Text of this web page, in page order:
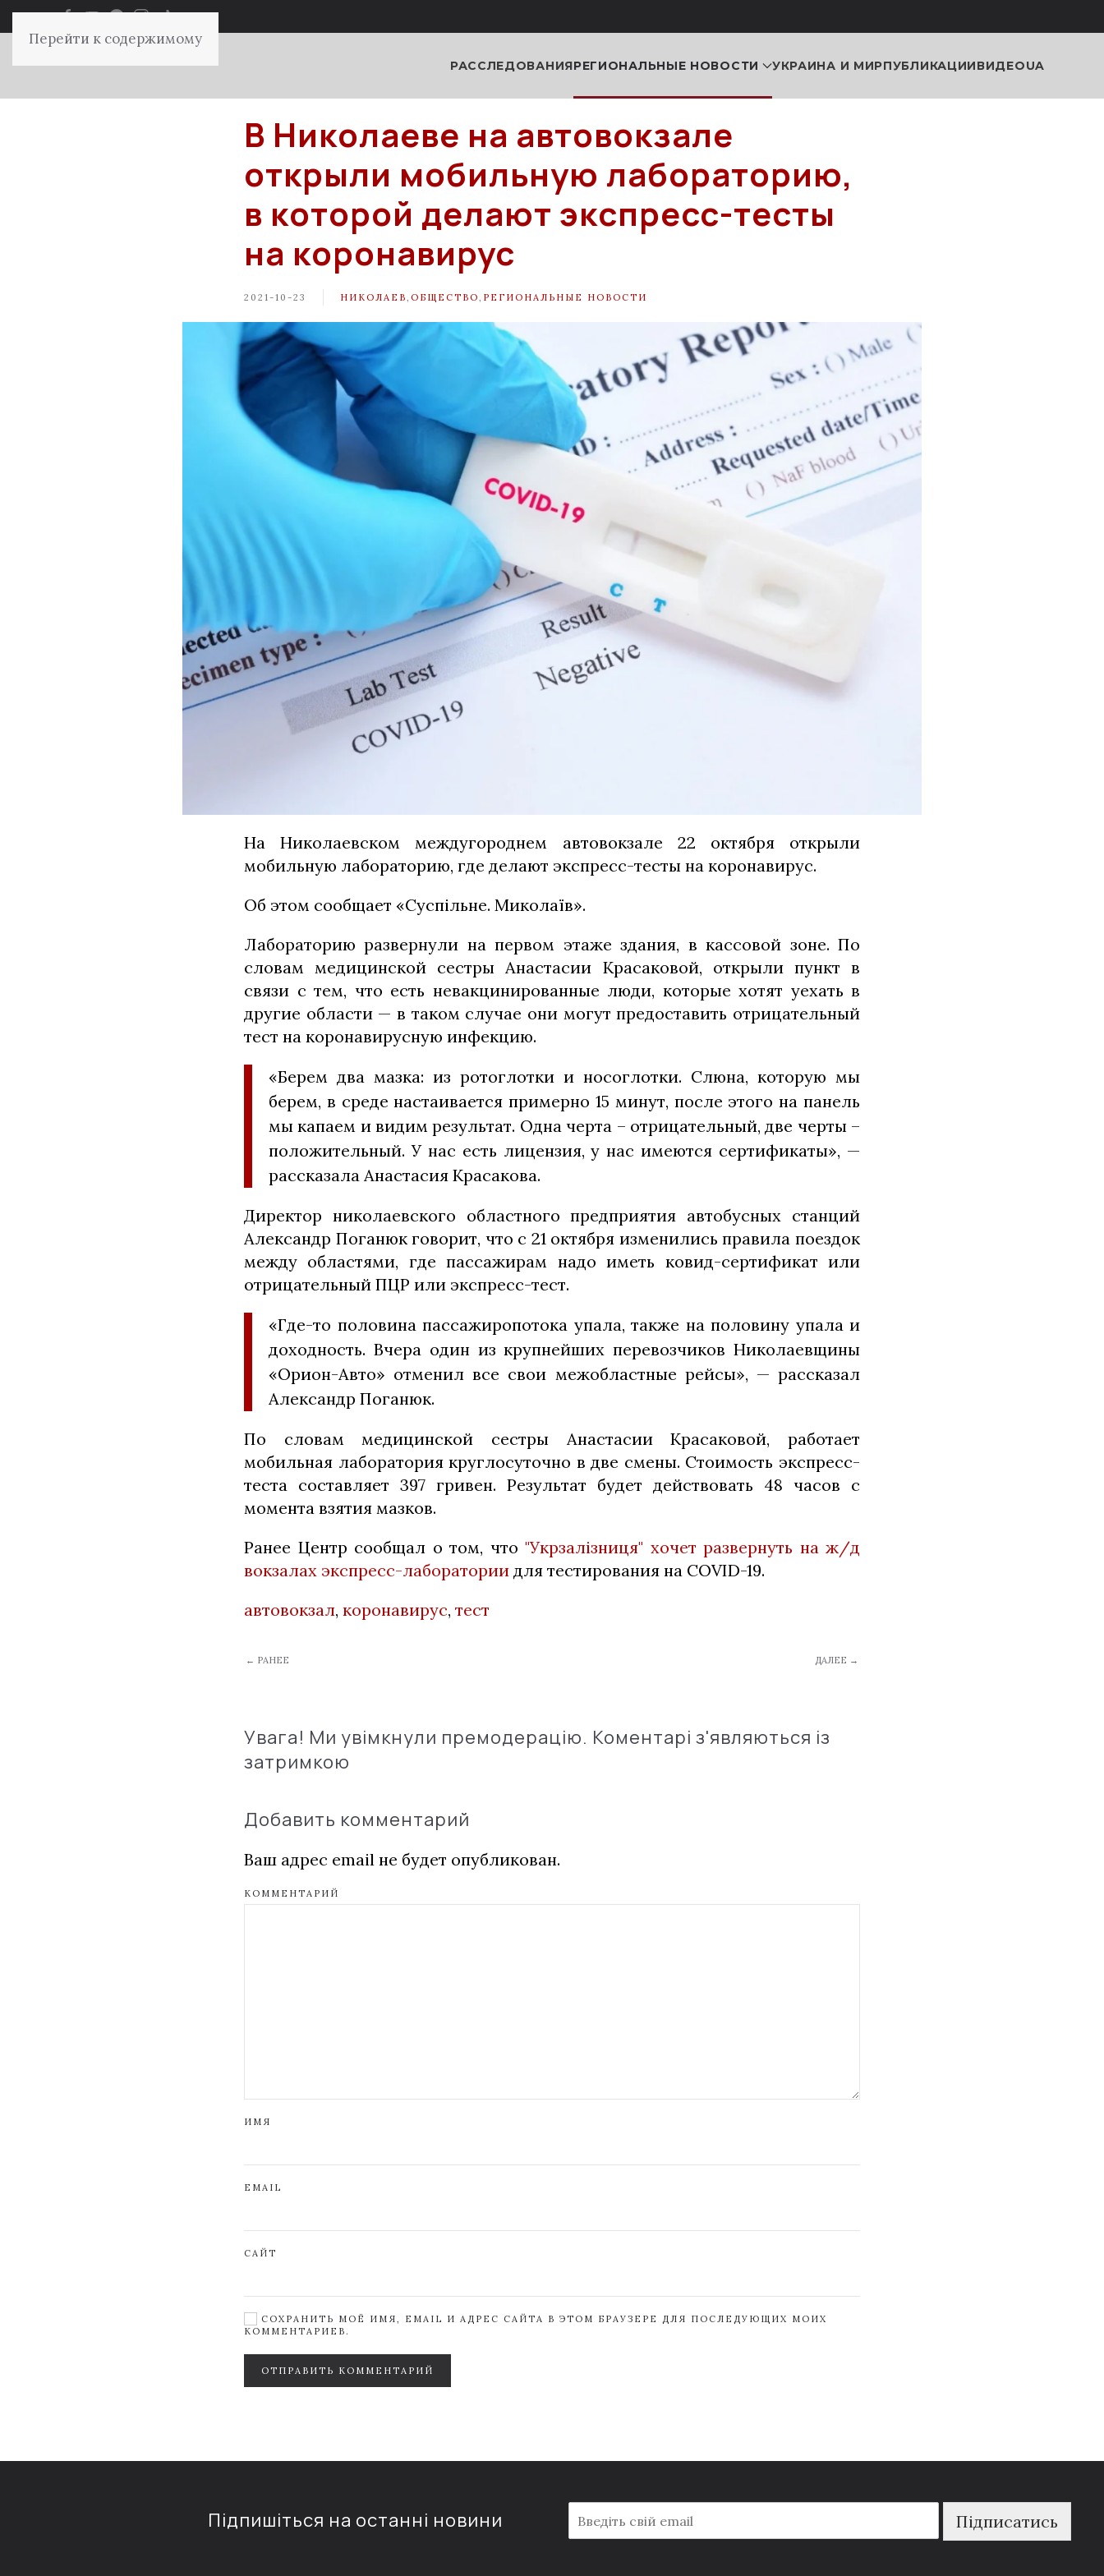
Перейти к содержимому
РАССЛЕДОВАНИЯРЕГИОНАЛЬНЫЕ НОВОСТИ УКРАИНА И МИРПУБЛИКАЦИИВИДЕОUA
В Николаеве на автовокзале
открыли мобильную лабораторию,
в которой делают экспресс-тесты
на коронавирус
2021-10-23 НИКОЛАЕВ ОБЩЕСТВО РЕГИОНАЛЬНЫЕ НОВОСТИ
На Николаевском междугороднем автовокзале 22 октября открыли
мобильную лабораторию, где делают экспресс-тесты на коронавирус.
Об этом сообщает «Суспільне. Миколаїв».
Лабораторию развернули на первом этаже здания, в кассовой зоне. По
словам медицинской сестры Анастасии Красаковой, открыли пункт в
связи с тем, что есть невакцинированные люди, которые хотят уехать в
другие области — в таком случае они могут предоставить отрицательный
тест на коронавирусную инфекцию.
«Берем два мазка: из ротоглотки и носоглотки. Слюна, которую мы
берем, в среде настаивается примерно 15 минут, после этого на панель
мы капаем и видим результат. Одна черта – отрицательный, две черты –
положительный. У нас есть лицензия, у нас имеются сертификаты», —
рассказала Анастасия Красакова.
Директор николаевского областного предприятия автобусных станций
Александр Поганюк говорит, что с 21 октября изменились правила поездок
между областями, где пассажирам надо иметь ковид-сертификат или
отрицательный ПЦР или экспресс-тест.
«Где-то половина пассажиропотока упала, также на половину упала и
доходность. Вчера один из крупнейших перевозчиков Николаевщины
«Орион-Авто» отменил все свои межобластные рейсы», — рассказал
Александр Поганюк.
По словам медицинской сестры Анастасии Красаковой, работает
мобильная лаборатория круглосуточно в две смены. Стоимость экспресс-
теста составляет 397 гривен. Результат будет действовать 48 часов с
момента взятия мазков.
Ранее Центр сообщал о том, что "Укрзалізниця" хочет развернуть на ж/д
вокзалах экспресс-лаборатории для тестирования на COVID-19.
автовокзал, коронавирус, тест
← РАНЕЕ ДАЛЕЕ →
Увага! Ми увімкнули премодерацію. Коментарі з'являються із
затримкою
Добавить комментарий
Ваш адрес email не будет опубликован.
КОММЕНТАРИЙ
ИМЯ
EMAIL
САЙТ
СОХРАНИТЬ МОЁ ИМЯ, EMAIL И АДРЕС САЙТА В ЭТОМ БРАУЗЕРЕ ДЛЯ ПОСЛЕДУЮЩИХ МОИХ
КОММЕНТАРИЕВ.
ОТПРАВИТЬ КОММЕНТАРИЙ
Підпишіться на останні новини
m
a
Підписатись